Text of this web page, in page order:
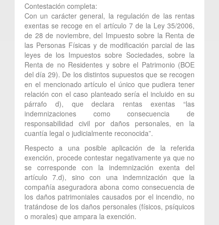
Contestación completa:
Con un carácter general, la regulación de las rentas
exentas se recoge en el artículo 7 de la Ley 35/2006,
de 28 de noviembre, del Impuesto sobre la Renta de
las Personas Físicas y de modificación parcial de las
leyes de los Impuestos sobre Sociedades, sobre la
Renta de no Residentes y sobre el Patrimonio (BOE
del día 29). De los distintos supuestos que se recogen
en el mencionado artículo el único que pudiera tener
relación con el caso planteado sería el incluido en su
párrafo d), que declara rentas exentas “las
indemnizaciones como consecuencia de
responsabilidad civil por daños personales, en la
cuantía legal o judicialmente reconocida”.
Respecto a una posible aplicación de la referida
exención, procede contestar negativamente ya que no
se corresponde con la indemnización exenta del
artículo 7.d), sino con una indemnización que la
compañía aseguradora abona como consecuencia de
los daños patrimoniales causados por el incendio, no
tratándose de los daños personales (físicos, psíquicos
o morales) que ampara la exención.